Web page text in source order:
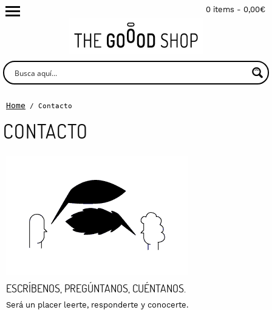
0 items - 0,00€
Home / Contacto
CONTACTO
ESCRÍBENOS, PREGÚNTANOS, CUÉNTANOS.
Será un placer leerte, responderte y conocerte.